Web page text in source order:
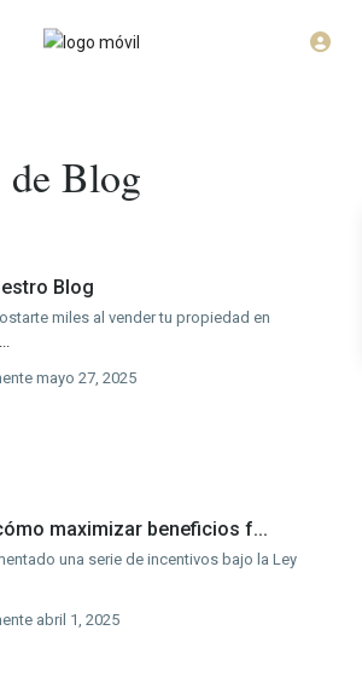
Blog
Blog
miles al vender tu propiedad en
...
mayo 27, 2025
maximizar beneficios f...
una serie de incentivos bajo la Ley
abril 1, 2025